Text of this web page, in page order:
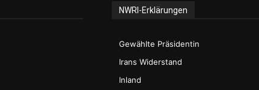
NWRI-Erklärungen
Gewählte Präsidentin
Irans Widerstand
Inland